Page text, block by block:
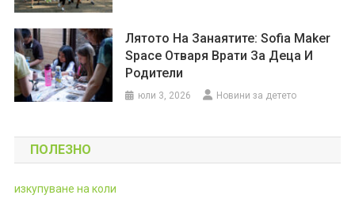
Лятото На Занаятите: Sofia Maker
Space Отваря Врати За Деца И
Родители
юли 3, 2026 Новини за детето
ПОЛЕЗНО
изкупуване на коли